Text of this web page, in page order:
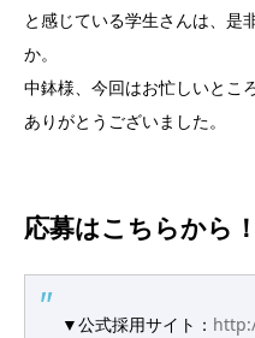
と感じている学生さんは、是
か。
中鉢様、今回はお忙しいとこ
ありがとうございました。
応募はこちらから！
▼公式採用サイト：